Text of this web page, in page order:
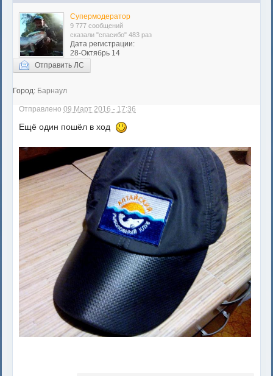
Супермодератор
9 777 сообщений
сказали "спасибо" 483 раз
Дата регистрации:
28-Октябрь 14
Отправить ЛС
Город: Барнаул
Отправлено09 Март 2016 - 17:36
Ещё один пошёл в ход